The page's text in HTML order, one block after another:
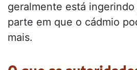
geralmente está
parte em que o cádmio
mais.